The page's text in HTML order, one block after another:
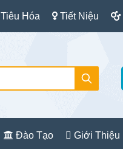
Tiêu Hóa Tiết Niệu
Đào Tạo Giới Thiệu